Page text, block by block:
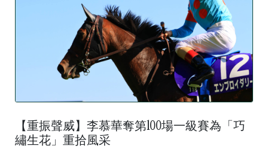
【重振聲威】李慕華奪第100場一級賽為「巧
繡生花」重拾風采